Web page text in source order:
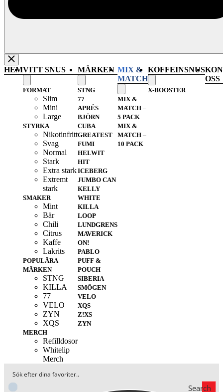
HEMVITT SNUS
FORMAT
Slim
Mini
Large
STYRKA
Nikotinfritt
Svag
Normal
Stark
Extra stark
Extremt
stark
SMAKER
Mint
Bär
Chili
Citrus
Kaffe
Lakrits
POPULÄRA
MÄRKEN
STNG
KILLA
77
VELO
ZYN
XQS
MERCH
Refilldosor
Whitelip
Merch
MÄRKEN
STNG
77
APRÉS
BJÖRN
CUBA
GREATEST
FUMI
HELWIT
HIT
ICEBERG
JUMBO CAN
KELLY
WHITE
KILLA
LOOP
LUNDGRENS
MAVERICK
ON!
PABLO
PUFF &
POUCH
SIBERIA
SMÖGEN
VELO
XQS
Z!XS
ZYN
MIX &
MATCH
MIX &
MATCH –
5 PACK
MIX &
MATCH –
10 PACK
KOFFEINSNUS
X-BOOSTER
OSS
Search